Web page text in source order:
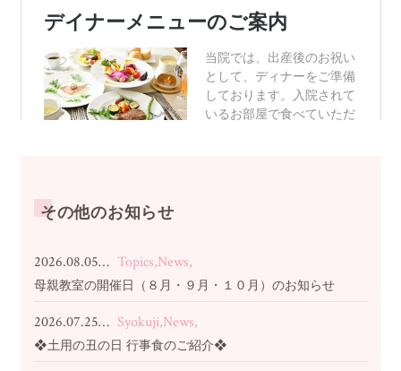
その他のお知らせ
2026.08.05… Topics,News,
母親教室の開催日（８月・９月・１０月）のお知らせ
2026.07.25… Syokuji,News,
❖土用の丑の日 行事食のご紹介❖